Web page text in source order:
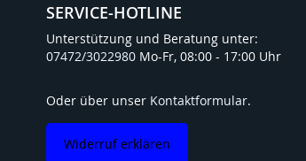
SERVICE-HOTLINE
Unterstützung und Beratung unter:
07472/3022980 Mo-Fr, 08:00 - 17:00 Uhr
Oder über unser Kontaktformular.
Widerruf erklären